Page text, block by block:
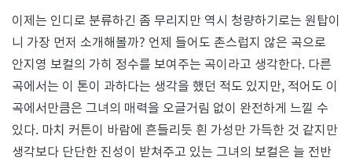
이제는 인디로 분류하긴 좀 무리지만 역시 청량하기로는 원탑이
니 가장 먼저 소개해볼까? 언제 들어도 촌스럽지 않은 곡으로
안지영 보컬의 가히 정수를 보여주는 곡이라고 생각한다. 다른
곡에서는 이 톤이 과하다는 생각을 했던 적도 있지만, 적어도 이
곡에서만큼은 그녀의 매력을 오글거림 없이 완전하게 느낄 수
있다. 마치 커튼이 바람에 흔들리듯 흰 가성만 가득한 것 같지만
생각보다 단단한 진성이 받쳐주고 있는 그녀의 보컬은 늘 전반